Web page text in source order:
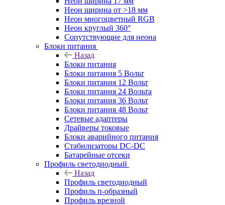
Неон ширина от >18 мм
Неон многоцветный RGB
Неон круглый 360°
Сопутствующие для неона
Блоки питания
Назад
Блоки питания
Блоки питания 5 Вольт
Блоки питания 12 Вольт
Блоки питания 24 Вольта
Блоки питания 36 Вольт
Блоки питания 48 Вольт
Сетевые адаптеры
Драйверы токовые
Блоки аварийного питания
Стабилизаторы DC-DC
Батарейные отсеки
Профиль светодиодный
Назад
Профиль светодиодный
Профиль п-образный
Профиль врезной